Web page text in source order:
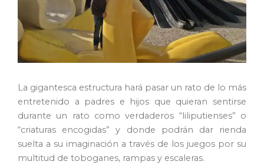
La gigantesca estructura hará pasar un rato de lo más
entretenido a padres e hijos que quieran sentirse
durante un rato como verdaderos “liliputienses” o
“criaturas encogidas” y donde podrán dar rienda
suelta a su imaginación a través de los juegos por su
multitud de toboganes, rampas y escaleras.